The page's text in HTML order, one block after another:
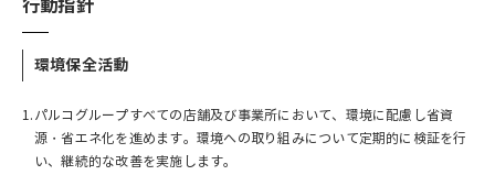
行動指針
環境保全活動
1. パルコグループすべての店舗及び事業所において、環境に配慮し省資
源・省エネ化を進めます。環境への取り組みについて定期的に検証を行
い、継続的な改善を実施します。